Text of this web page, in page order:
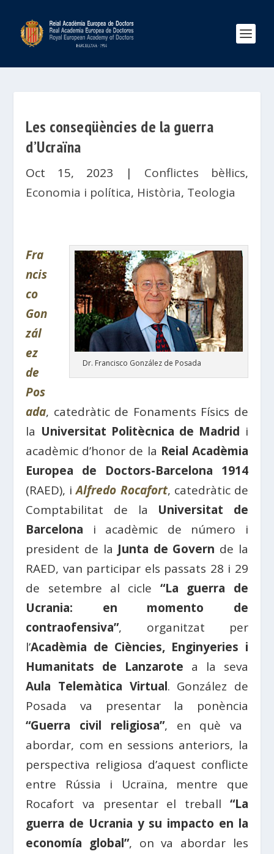
Les conseqüències de la guerra
d’Ucraïna
Oct 15, 2023 | Conflictes bèl·lics,
Economia i política, Història, Teologia
Dr. Francisco González de Posada
Fra
ncis
co
Gon
zál
ez
de
Pos
ada, catedràtic de Fonaments Físics de
la Universitat Politècnica de Madrid i
acadèmic d’honor de la Reial Acadèmia
Europea de Doctors-Barcelona 1914
(RAED), iAlfredo Rocafort, catedràtic de
Comptabilitat de la Universitat de
Barcelona i acadèmic de número i
president de la Junta de Govern de la
RAED, van participar els passats 28 i 29
de setembre al cicle “La guerra de
Ucrania: en momento de
contraofensiva”, organitzat per
l’Acadèmia de Ciències, Enginyeries i
Humanitats de Lanzarote a la seva
Aula Telemàtica Virtual. González de
Posada va presentar la ponència
“Guerra civil religiosa”, en què va
abordar, com en sessions anteriors, la
perspectiva religiosa d’aquest conflicte
entre Rússia i Ucraïna, mentre que
Rocafort va presentar el treball “La
guerra de Ucrania y su impacto en la
economía global”, on va abordar les